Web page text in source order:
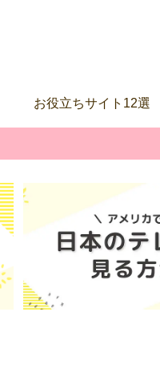
お役立ちサイト12選